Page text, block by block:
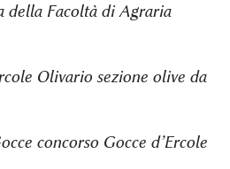
della Facoltà di Agraria
Olivario sezione olive da
concorso Gocce d’Ercole